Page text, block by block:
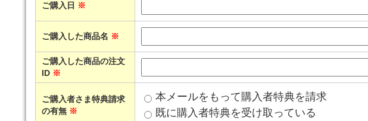
ご購入日 ※
ご購入した商品名 ※
ご購入した商品の注文
ID ※
ご購入者さま特典請求
の有無 ※
本メールをもって購入者特典を請求
既に購入者特典を受け取っている